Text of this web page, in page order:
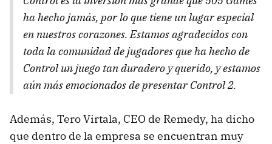
ha hecho jamás, por lo que tiene un lugar especial
en nuestros corazones. Estamos agradecidos con
toda la comunidad de jugadores que ha hecho de
Control un juego tan duradero y querido, y estamos
aún más emocionados de presentar Control 2.
Además, Tero Virtala, CEO de Remedy, ha dicho
que dentro de la empresa se encuentran muy